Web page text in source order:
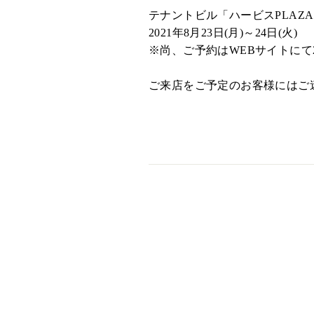
テナントビル「ハービス
2021年8月23日(月)～24日(火)
※尚、ご予約はWEBサイトに
ご来店をご予定のお客様には